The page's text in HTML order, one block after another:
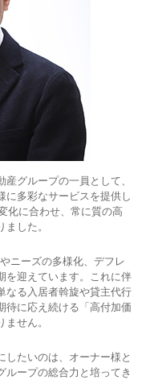
グループの一員として、
に多彩なサービスを提供し
化に合わせ、常に質の高
した。
ニーズの多様化、デフレ
を迎えています。これに伴
なる入居者斡旋や貸主代行
待に応え続ける「高付加価
せん。
したいのは、オーナー様と
ループの総合力と培ってき